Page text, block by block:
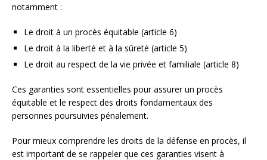
notamment :
Le droit à un procès équitable (article 6)
Le droit à la liberté et à la sûreté (article 5)
Le droit au respect de la vie privée et familiale (article 8)
Ces garanties sont essentielles pour assurer un procès
équitable et le respect des droits fondamentaux des
personnes poursuivies pénalement.
Pour mieux comprendre les droits de la défense en procès, il
est important de se rappeler que ces garanties visent à